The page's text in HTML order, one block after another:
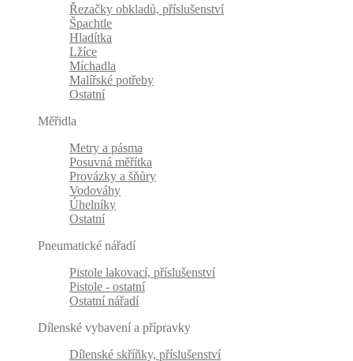
Řezačky obkladů, příslušenství
Špachtle
Hladítka
Lžíce
Míchadla
Malířské potřeby
Ostatní
Měřidla
Metry a pásma
Posuvná měřítka
Provázky a šňůry
Vodováhy
Úhelníky
Ostatní
Pneumatické nářadí
Pistole lakovací, příslušenství
Pistole - ostatní
Ostatní nářadí
Dílenské vybavení a přípravky
Dílenské skříňky, příslušenství